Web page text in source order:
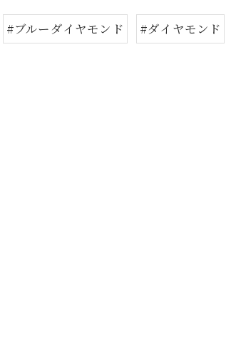
#ブルーダイヤモンド #ダイヤモンド